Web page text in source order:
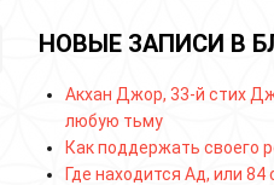
НОВЫЕ ЗАПИСИ В
Акхан Джор, 33-й стих
любую тьму
Как поддержать своего
Где находится Ад, или 84